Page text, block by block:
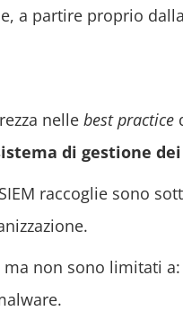
a partire proprio
nelle best practice
di gestione
raccoglie sono
non sono limitati